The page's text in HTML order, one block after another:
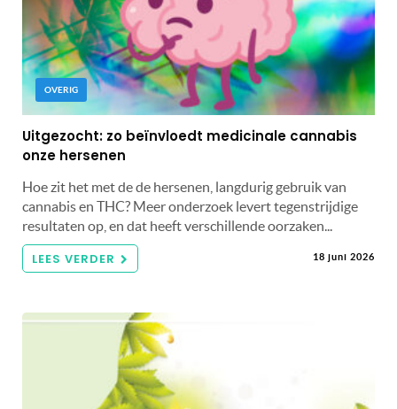
OVERIG
Uitgezocht: zo beïnvloedt medicinale cannabis
onze hersenen
Hoe zit het met de de hersenen, langdurig gebruik van
cannabis en THC? Meer onderzoek levert tegenstrijdige
resultaten op, en dat heeft verschillende oorzaken...
LEES VERDER 18 juni 2026